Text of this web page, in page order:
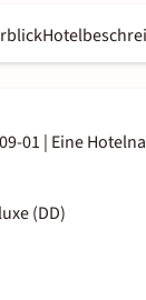
01 | Eine
(DD)